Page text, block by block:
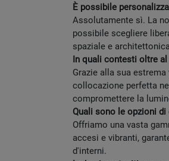
È possibile
Assolutamente sì. La
possibile scegliere
spaziale e
In quali contesti oltre al
Grazie alla sua
collocazione perfetta
compromettere la
Quali sono le opzioni
Offriamo una vasta
accesi e vibranti,
d'interni.